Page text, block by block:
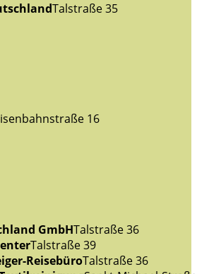
Talstraße 35
16
GmbHTalstraße 36
Talstraße 39
ReisebüroTalstraße 36